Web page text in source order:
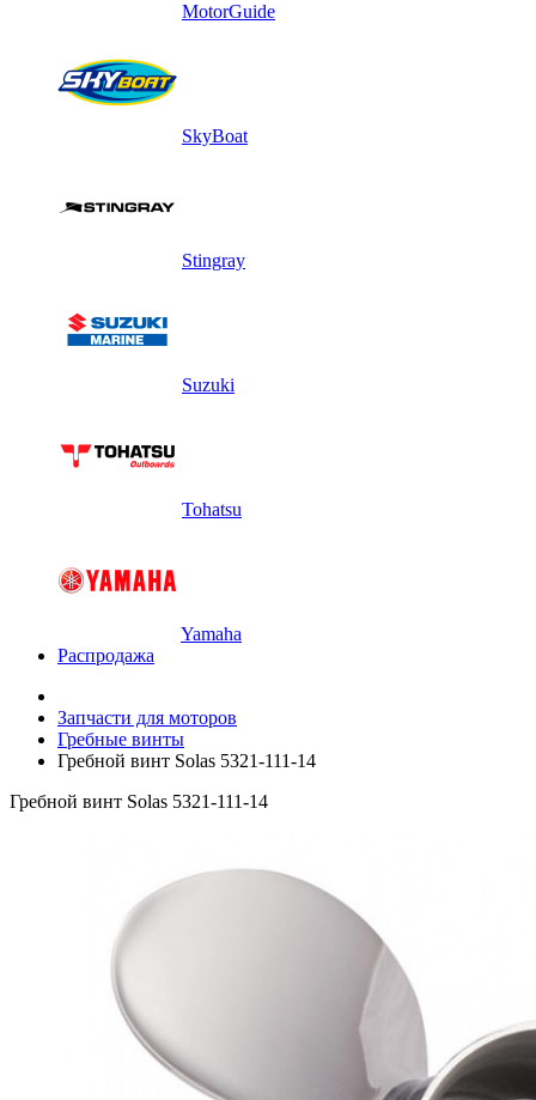
MotorGuide
SkyBoat
Stingray
Suzuki
Tohatsu
Yamaha
Распродажа
Запчасти для моторов
Гребные винты
Гребной винт Solas 5321-111-14
Гребной винт Solas 5321-111-14